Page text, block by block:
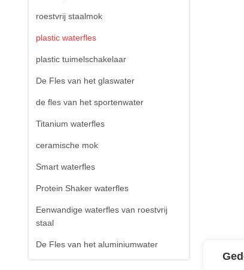
roestvrij staalmok
plastic waterfles
plastic tuimelschakelaar
De Fles van het glaswater
de fles van het sportenwater
Titanium waterfles
ceramische mok
Smart waterfles
Protein Shaker waterfles
Eenwandige waterfles van roestvrij
staal
De Fles van het aluminiumwater